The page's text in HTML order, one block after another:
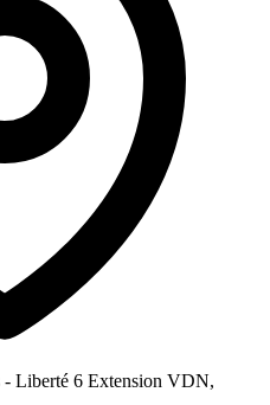
- Liberté 6 Extension VDN,